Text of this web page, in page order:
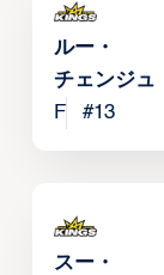
ルー・
チェンジュ
F
#13
スー・